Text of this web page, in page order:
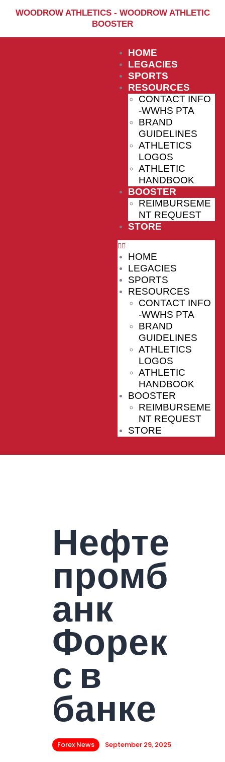
WOODROW ATHLETICS - WOODROW ATHLETIC
BOOSTER
HOME
LEGACIES
SPORTS
RESOURCES
CONTACT INFO
-WWHS PTA
BRAND
GUIDELINES
ATHLETICS
LOGOS
ATHLETIC
HANDBOOK
BOOSTER
REIMBURSEME
NT REQUEST
STORE
HOME
LEGACIES
SPORTS
RESOURCES
CONTACT INFO
-WWHS PTA
BRAND
GUIDELINES
ATHLETICS
LOGOS
ATHLETIC
HANDBOOK
BOOSTER
REIMBURSEME
NT REQUEST
STORE
Home
Reimbursement Request
Нефте
промб
анк
Форек
с в
банке
Forex News September 29, 2025